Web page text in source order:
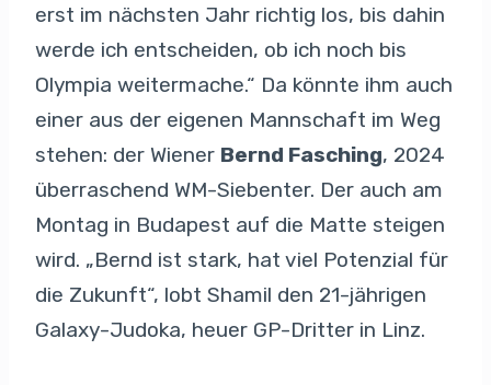
erst im nächsten Jahr richtig los, bis dahin
werde ich entscheiden, ob ich noch bis
Olympia weitermache.“ Da könnte ihm auch
einer aus der eigenen Mannschaft im Weg
stehen: der Wiener Bernd Fasching, 2024
überraschend WM-Siebenter. Der auch am
Montag in Budapest auf die Matte steigen
wird. „Bernd ist stark, hat viel Potenzial für
die Zukunft“, lobt Shamil den 21-jährigen
Galaxy-Judoka, heuer GP-Dritter in Linz.